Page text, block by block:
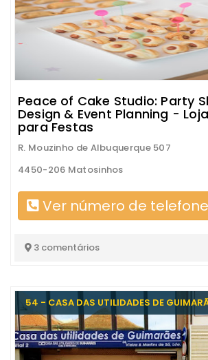
Peace of Cake Studio: Party
Design & Event Planning -
para Festas
R. Mouzinho de Albuquerque 507
4450-206 Matosinhos
Ver número de telefone
3 comentários
54 - CASA DAS UTILIDADES DE